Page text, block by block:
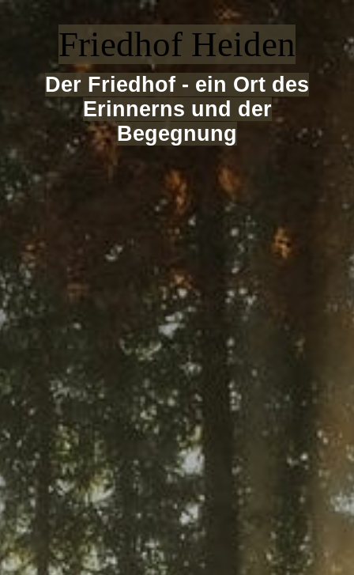
Friedhof Heiden
Der Friedhof - ein Ort des
Erinnerns und der
Begegnung